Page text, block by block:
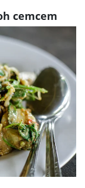
cemcem